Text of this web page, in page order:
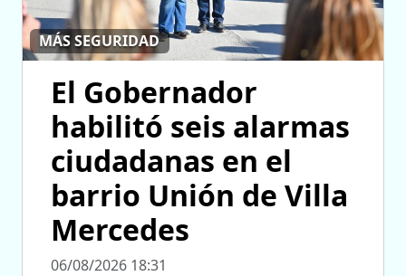
MÁS SEGURIDAD
El Gobernador
habilitó seis alarmas
ciudadanas en el
barrio Unión de Villa
Mercedes
06/08/2026 18:31